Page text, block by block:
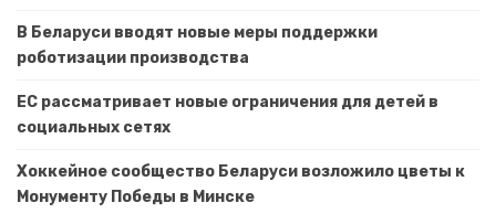
В Беларуси вводят новые меры поддержки
роботизации производства
ЕС рассматривает новые ограничения для детей в
социальных сетях
Хоккейное сообщество Беларуси возложило цветы к
Монументу Победы в Минске